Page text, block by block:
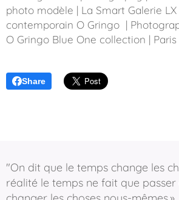
photo modèle | La Smart Galerie
contemporain O Gringo |
O Gringo Blue One collection |
Share
"On dit que le temps change les
réalité le temps ne fait que